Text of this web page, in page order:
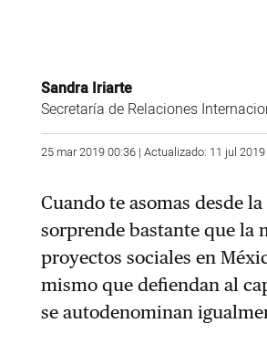
Sandra Iriarte
Secretaría de Relaciones
25 mar 2019 00:36 | Actualizado: 11 jul
Cuando te asomas desde
sorprende bastante que la
proyectos sociales en
mismo que defiendan al
se autodenominan